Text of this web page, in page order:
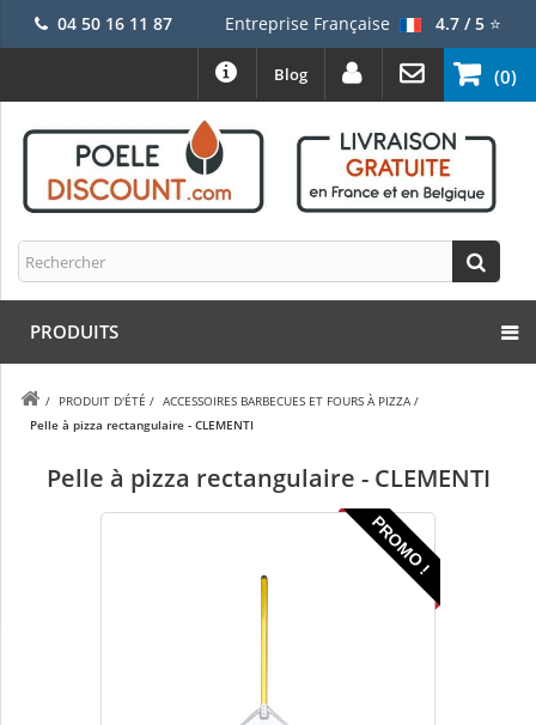
04 50 16 11 87 Entreprise Française 4.7 / 5⭐
(0)
Blog
PRODUITS
/ PRODUIT D'ÉTÉ / ACCESSOIRES BARBECUES ET FOURS À PIZZA /
Pelle à pizza rectangulaire - CLEMENTI
Pelle à pizza rectangulaire - CLEMENTI
PROMO !